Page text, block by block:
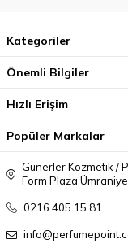
Kategoriler
Önemli Bilgiler
Hızlı Erişim
Popüler Markalar
Günerler Kozmetik /
Form Plaza
0216 405 15 81